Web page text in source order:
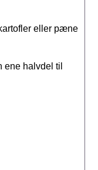
eller pæne
ene halvdel til